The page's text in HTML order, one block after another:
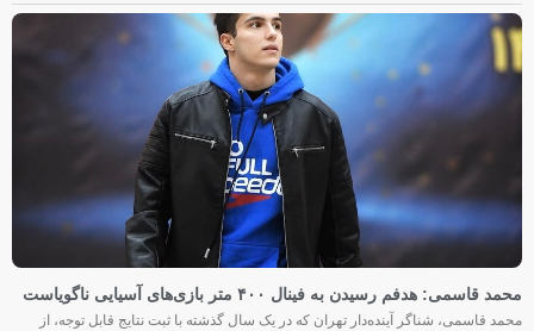
محمد قاسمی: هدفم رسیدن به فینال ۴۰۰ متر بازی‌های آسیایی ناگویاست
محمد قاسمی، شناگر آینده‌دار تهران که در یک سال گذشته با ثبت نتایج قابل توجه، از